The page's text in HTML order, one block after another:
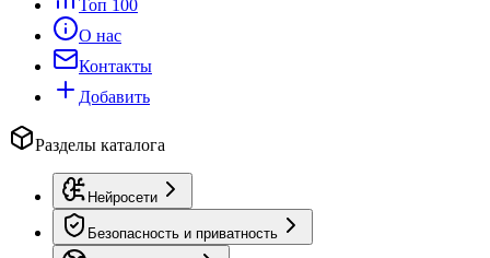
Топ 100
О нас
Контакты
Добавить
Разделы каталога
Нейросети
Безопасность и приватность